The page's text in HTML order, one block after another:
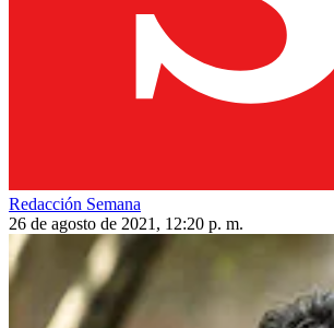
Redacción Semana
26 de agosto de 2021, 12:20 p. m.